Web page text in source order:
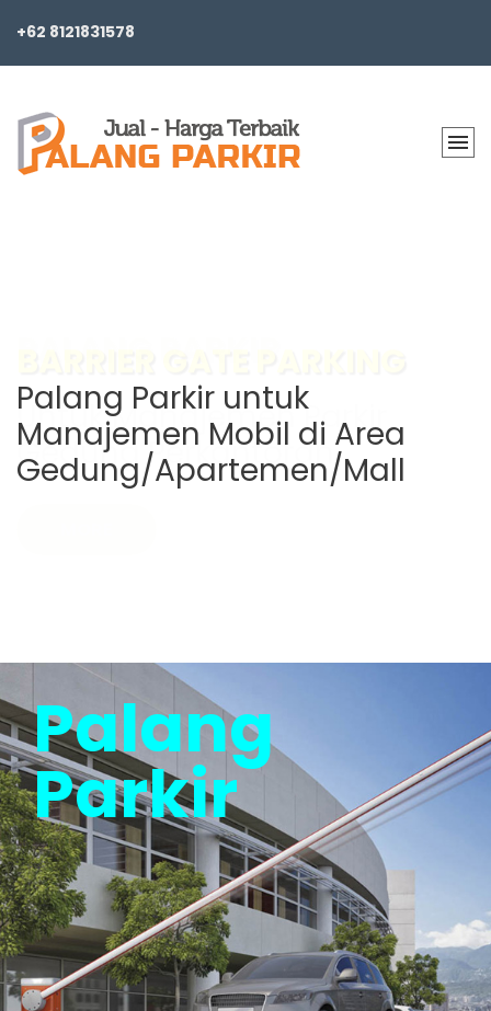
+62 8121831578
Palang Parkir untuk
Manajemen Mobil di Area
Gedung/Apartemen/Mall
Palang
Parkir